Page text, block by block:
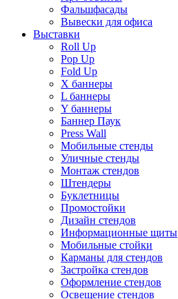
Фальшфасады
Вывески для офиса
Выставки
Roll Up
Pop Up
Fold Up
Х баннеры
L баннеры
Y баннеры
Баннер Паук
Press Wall
Мобильные стенды
Уличные стенды
Монтаж стендов
Штендеры
Буклетницы
Промостойки
Дизайн стендов
Информационные щиты
Мобильные стойки
Карманы для стендов
Застройка стендов
Оформление стендов
Освещение стендов